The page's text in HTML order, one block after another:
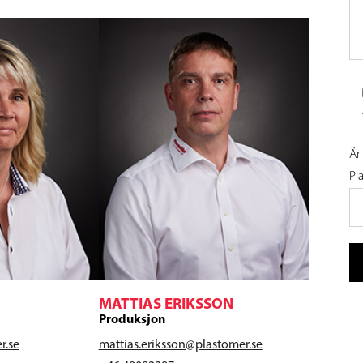
MATTIAS ERIKSSON
Produksjon
mattias.eriksson@plastomer.se